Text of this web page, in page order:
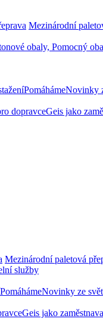
Mezinárodní
obaly, Pomocný
PomáhámeNovinky
dopravceGeis jako
Mezinárodní paletová
služby
PomáhámeNovinky ze
Geis jako